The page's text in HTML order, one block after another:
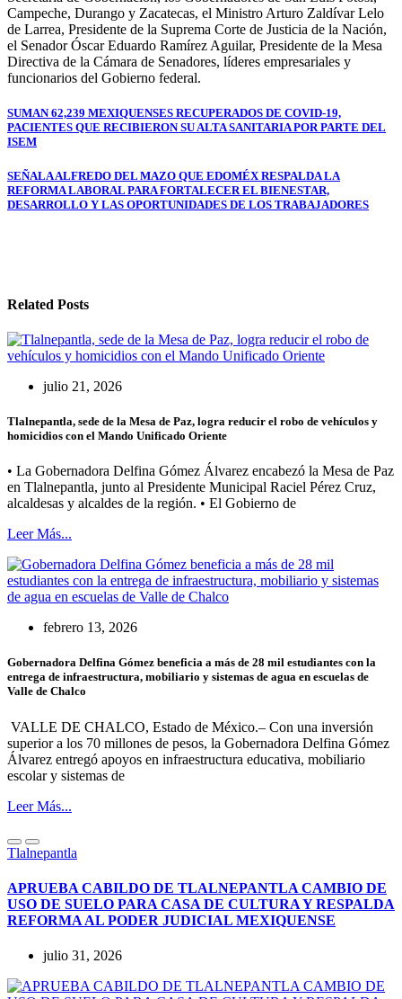
Campeche, Durango y Zacatecas, el Ministro Arturo Zaldívar Lelo
de Larrea, Presidente de la Suprema Corte de Justicia de la Nación,
el Senador Óscar Eduardo Ramírez Aguilar, Presidente de la Mesa
Directiva de la Cámara de Senadores, líderes empresariales y
funcionarios del Gobierno federal.
Navegación
de
entradas
SUMAN 62,239 MEXIQUENSES RECUPERADOS DE COVID-19,
PACIENTES QUE RECIBIERON SU ALTA SANITARIA POR PARTE DEL
ISEM
SEÑALA ALFREDO DEL MAZO QUE EDOMÉX RESPALDA LA
REFORMA LABORAL PARA FORTALECER EL BIENESTAR,
DESARROLLO Y LAS OPORTUNIDADES DE LOS TRABAJADORES
Related Posts
julio 21, 2026
Tlalnepantla, sede de la Mesa de Paz, logra reducir el robo de vehículos y
homicidios con el Mando Unificado Oriente
• La Gobernadora Delfina Gómez Álvarez encabezó la Mesa de Paz
en Tlalnepantla, junto al Presidente Municipal Raciel Pérez Cruz,
alcaldesas y alcaldes de la región. • El Gobierno de
Leer Más...
febrero 13, 2026
Gobernadora Delfina Gómez beneficia a más de 28 mil estudiantes con la
entrega de infraestructura, mobiliario y sistemas de agua en escuelas de
Valle de Chalco
VALLE DE CHALCO, Estado de México.– Con una inversión
superior a los 70 millones de pesos, la Gobernadora Delfina Gómez
Álvarez entregó apoyos en infraestructura educativa, mobiliario
escolar y sistemas de
Leer Más...
Tlalnepantla
APRUEBA CABILDO DE TLALNEPANTLA CAMBIO DE
USO DE SUELO PARA CASA DE CULTURA Y RESPALDA
REFORMA AL PODER JUDICIAL MEXIQUENSE
julio 31, 2026